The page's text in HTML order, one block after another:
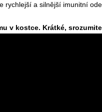
rychlejší a silnější imunitní
v kostce. Krátké,